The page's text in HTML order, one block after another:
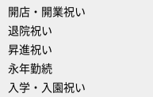
開店・開業祝い
退院祝い
昇進祝い
永年勤続
入学・入園祝い